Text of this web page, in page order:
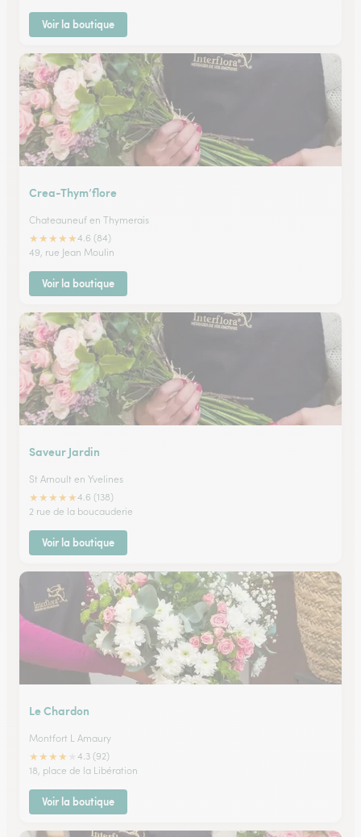
Voir la boutique
Crea-Thym’flore
Chateauneuf en Thymerais
★★★★★4.6 (84)
49, rue Jean Moulin
Voir la boutique
Saveur Jardin
St Arnoult en Yvelines
★★★★★4.6 (138)
2 rue de la boucauderie
Voir la boutique
Le Chardon
Montfort L Amaury
★★★★
4.3 (92)
18, place de la Libération
Voir la boutique